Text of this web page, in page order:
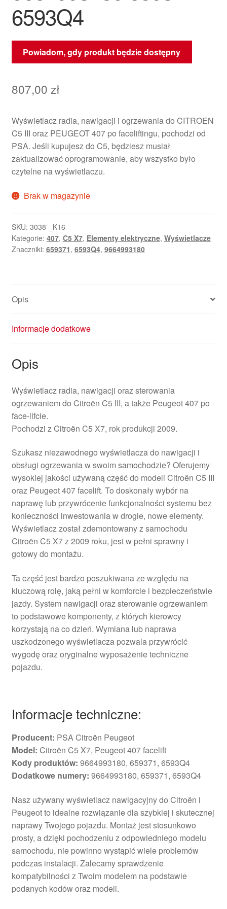
6593Q4
Powiadom, gdy produkt będzie dostępny
807,00 zł
Wyświetlacz radia, nawigacji i ogrzewania do CITROEN
C5 III oraz PEUGEOT 407 po faceliftingu, pochodzi od
PSA. Jeśli kupujesz do C5, będziesz musiał
zaktualizować oprogramowanie, aby wszystko było
czytelne na wyświetlaczu.
Brak w magazynie
SKU: 3038-_K16
Kategorie: 407, C5 X7, Elementy elektryczne, Wyświetlacze
Znaczniki: 659371, 6593Q4, 9664993180
Opis
Informacje dodatkowe
Opis
Wyświetlacz radia, nawigacji oraz sterowania
ogrzewaniem do Citroën C5 III, a także Peugeot 407 po
face-lifcie.
Pochodzi z Citroën C5 X7, rok produkcji 2009.
Szukasz niezawodnego wyświetlacza do nawigacji i
obsługi ogrzewania w swoim samochodzie? Oferujemy
wysokiej jakości używaną część do modeli Citroën C5 III
oraz Peugeot 407 facelift. To doskonały wybór na
naprawę lub przywrócenie funkcjonalności systemu bez
konieczności inwestowania w drogie, nowe elementy.
Wyświetlacz został zdemontowany z samochodu
Citroën C5 X7 z 2009 roku, jest w pełni sprawny i
gotowy do montażu.
Ta część jest bardzo poszukiwana ze względu na
kluczową rolę, jaką pełni w komforcie i bezpieczeństwie
jazdy. System nawigacji oraz sterowanie ogrzewaniem
to podstawowe komponenty, z których kierowcy
korzystają na co dzień. Wymiana lub naprawa
uszkodzonego wyświetlacza pozwala przywrócić
wygodę oraz oryginalne wyposażenie techniczne
pojazdu.
Informacje techniczne:
Producent: PSA Citroën Peugeot
Model: Citroën C5 X7, Peugeot 407 facelift
Kody produktów: 9664993180, 659371, 6593Q4
Dodatkowe numery: 9664993180, 659371, 6593Q4
Nasz używany wyświetlacz nawigacyjny do Citroën i
Peugeot to idealne rozwiązanie dla szybkiej i skutecznej
naprawy Twojego pojazdu. Montaż jest stosunkowo
prosty, a dzięki pochodzeniu z odpowiedniego modelu
samochodu, nie powinno wystąpić wiele problemów
podczas instalacji. Zalecamy sprawdzenie
kompatybilności z Twoim modelem na podstawie
podanych kodów oraz modeli.